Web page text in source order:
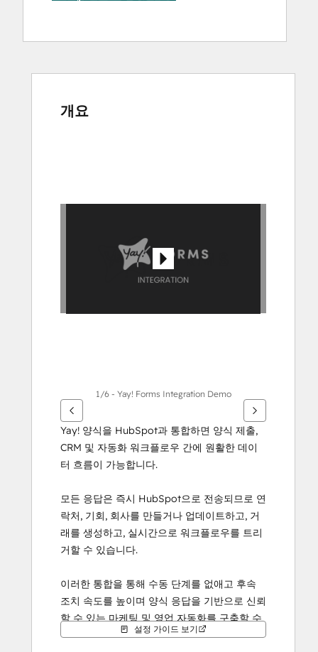
개요
을
시
오.
1/6 - Yay! Forms Integration Demo
Yay! 양식을 HubSpot과 통합하면 양식 제출,
CRM 및 자동화 워크플로우 간에 원활한 데이
터 흐름이 가능합니다.
모든 응답은 즉시 HubSpot으로 전송되므로 연
락처, 기회, 회사를 만들거나 업데이트하고, 거
래를 생성하고, 실시간으로 워크플로우를 트리
거할 수 있습니다.
이러한 통합을 통해 수동 단계를 없애고 후속
조치 속도를 높이며 양식 응답을 기반으로 신뢰
할 수 있는 마케팅 및 영업 자동화를 구축할 수
있습니다.
설정 가이드 보기